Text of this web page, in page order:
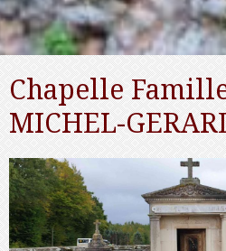
Chapelle
MICHEL-